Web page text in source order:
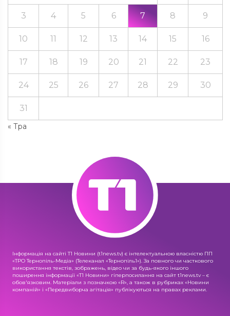
« Тра
3 4 5 6 7 8 9
10 11 12 13 14 15 16
17 18 19 20 21 22 23
24 25 26 27 28 29 30
31
Інформація на сайті Т1 Новини (t1news.tv) є інтелектуальною власністю ПП
«ТРО Тернопіль-Медіа» (Телеканал «Тернопіль1»). За повного чи часткового
використання текстів, зображень, відео чи за будь-якого іншого
поширення інформації «Т1 Новини» гіперпосилання на сайт t1news.tv – є
обов'язковим. Матеріали з позначкою «R», а також в рубриках «Новини
компаній» і «Передвиборча агітація» публікуються на правах реклами.